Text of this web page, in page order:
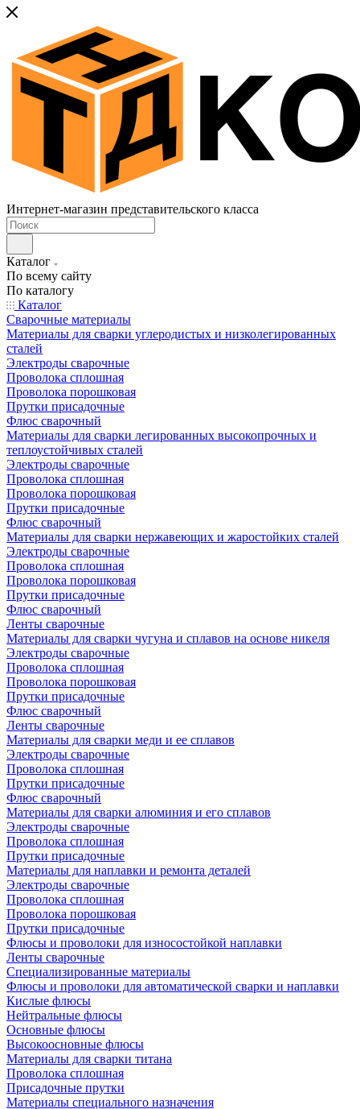
Интернет-магазин представительского класса
Каталог
По всему сайту
По каталогу
Каталог
Сварочные материалы
Материалы для сварки углеродистых и низколегированных
сталей
Электроды сварочные
Проволока сплошная
Проволока порошковая
Прутки присадочные
Флюс сварочный
Материалы для сварки легированных высокопрочных и
теплоустойчивых сталей
Электроды сварочные
Проволока сплошная
Проволока порошковая
Прутки присадочные
Флюс сварочный
Материалы для сварки нержавеющих и жаростойких сталей
Электроды сварочные
Проволока сплошная
Проволока порошковая
Прутки присадочные
Флюс сварочный
Ленты сварочные
Материалы для сварки чугуна и сплавов на основе никеля
Электроды сварочные
Проволока сплошная
Проволока порошковая
Прутки присадочные
Флюс сварочный
Ленты сварочные
Материалы для сварки меди и ее сплавов
Электроды сварочные
Проволока сплошная
Прутки присадочные
Флюс сварочный
Материалы для сварки алюминия и его сплавов
Электроды сварочные
Проволока сплошная
Прутки присадочные
Материалы для наплавки и ремонта деталей
Электроды сварочные
Проволока сплошная
Проволока порошковая
Прутки присадочные
Флюсы и проволоки для износостойкой наплавки
Ленты сварочные
Специализированные материалы
Флюсы и проволоки для автоматической сварки и наплавки
Кислые флюсы
Нейтральные флюсы
Основные флюсы
Высокоосновные флюсы
Материалы для сварки титана
Проволока сплошная
Присадочные прутки
Материалы специального назначения